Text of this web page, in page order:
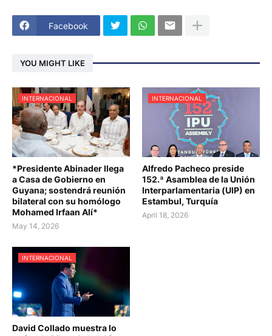
Facebook
YOU MIGHT LIKE
INTERNACIONAL
*Presidente Abinader llega
a Casa de Gobierno en
Guyana; sostendrá reunión
bilateral con su homólogo
Mohamed Irfaan Alí*
May 14, 2026
INTERNACIONAL
Alfredo Pacheco preside
152.ª Asamblea de la Unión
Interparlamentaria (UIP) en
Estambul, Turquía
April 18, 2026
INTERNACIONAL
David Collado muestra lo